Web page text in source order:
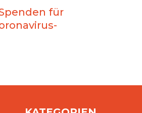
für